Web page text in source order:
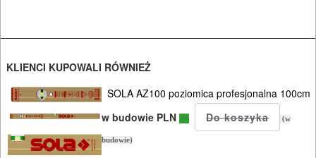
PALNIKI
PNEUMATYCZNE
AKCESORIA
KOMPRESORY
KLIENCI KUPOWALI RÓWNIEŻ
SOLA AZ100 poziomica profesjonalna 100cm
w budowie PLN
(w
budowie)